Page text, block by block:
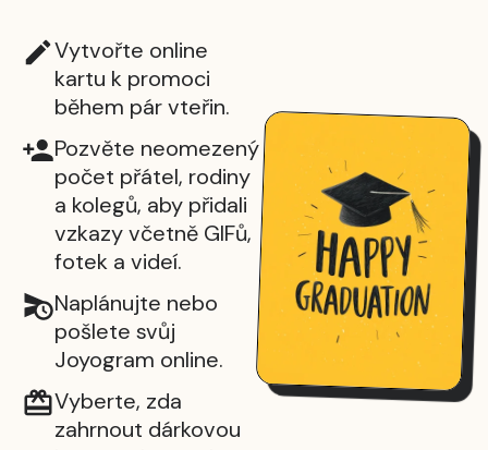
Vytvořte online
kartu k promoci
během pár vteřin.
Pozvěte neomezený
počet přátel, rodiny
a kolegů, aby přidali
vzkazy včetně GIFů,
fotek a videí.
Naplánujte nebo
pošlete svůj
Joyogram online.
Vyberte, zda
zahrnout dárkovou